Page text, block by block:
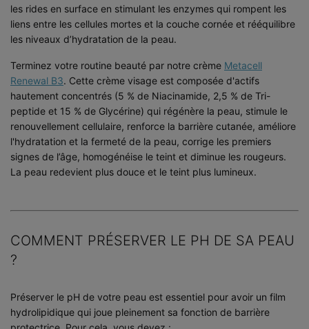
les rides en surface en stimulant les enzymes qui rompent les
liens entre les cellules mortes et la couche cornée et rééquilibre
les niveaux d’hydratation de la peau.
Terminez votre routine beauté par notre crème Metacell
Renewal B3. Cette crème visage est composée d'actifs
hautement concentrés (5 % de Niacinamide, 2,5 % de Tri-
peptide et 15 % de Glycérine) qui régénère la peau, stimule le
renouvellement cellulaire, renforce la barrière cutanée, améliore
l'hydratation et la fermeté de la peau, corrige les premiers
signes de l’âge, homogénéise le teint et diminue les rougeurs.
La peau redevient plus douce et le teint plus lumineux.
COMMENT PRÉSERVER LE PH DE SA PEAU
?
Préserver le pH de votre peau est essentiel pour avoir un film
hydrolipidique qui joue pleinement sa fonction de barrière